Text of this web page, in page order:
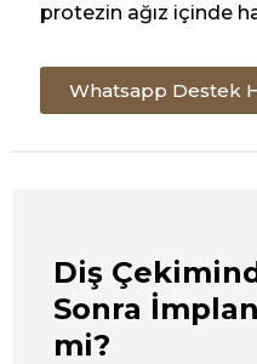
protezin ağız içinde
Whatsapp Destek
Diş
Sonra
mi?